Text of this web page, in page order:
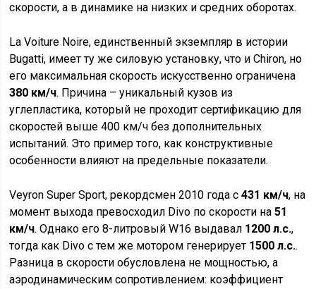
скорости, а в динамике на низких и средних оборотах.
La Voiture Noire, единственный экземпляр в истории
Bugatti, имеет ту же силовую установку, что и Chiron, но
его максимальная скорость искусственно ограничена
380 км/ч. Причина – уникальный кузов из
углепластика, который не проходит сертификацию для
скоростей выше 400 км/ч без дополнительных
испытаний. Это пример того, как конструктивные
особенности влияют на предельные показатели.
Veyron Super Sport, рекордсмен 2010 года с431 км/ч, на
момент выхода превосходил Divo по скорости на51
км/ч. Однако его 8-литровый W16 выдавал 1200 л.с.,
тогда как Divo с тем же мотором генерирует 1500 л.с..
Разница в скорости обусловлена не мощностью, а
аэродинамическим сопротивлением: коэффициент